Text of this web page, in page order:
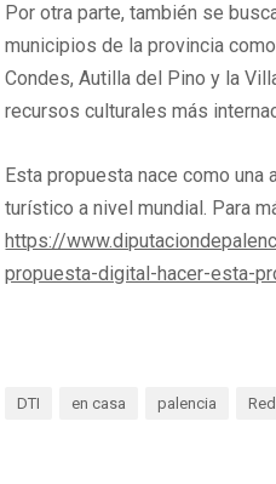
Por otra parte, también se
municipios de la provincia
Condes, Autilla del Pino y la
recursos culturales más
Esta propuesta nace como una
turístico a nivel mundial. Para
https://
propuesta-digital-hacer-esta-
DTI en casa palencia